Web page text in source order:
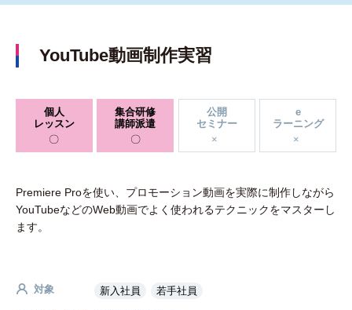
YouTube動画制作実習
個人
レッスン
集合研修
講師派遣
公開
セミナー
e
ラーニング
Premiere Proを使い、プロモーション動画を実際に制作しながら
YouTubeなどのWeb動画でよく使われるテクニックをマスターし
ます。
対象 新入社員 若手社員